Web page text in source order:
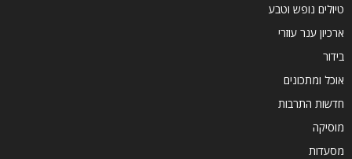
טיולים נופש וטבע
ארכיון ענר עוזרי
בידור
אוכל ומתכונים
חדשות התרבות
מוסיקה
מסעדות